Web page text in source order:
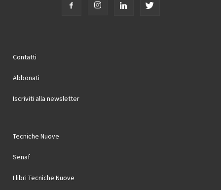
Contatti
Abbonati
Iscriviti alla newsletter
Tecniche Nuove
Senaf
I libri Tecniche Nuove